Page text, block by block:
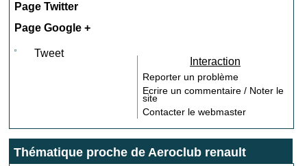
Page Twitter
Page Google +
Tweet
Interaction
Reporter un problème
Ecrire un commentaire / Noter le
site
Contacter le webmaster
Thématique proche de Aeroclub renault